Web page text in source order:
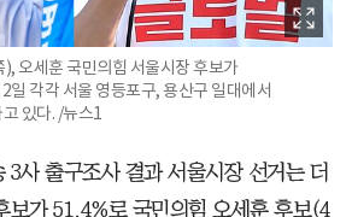
오세훈 국민의힘 서울시장 후보가
일 각각 서울 영등포구, 용산구 일대에서
있다. /뉴스1
3사 출구조사 결과 서울시장 선거는 더
보가 51.4%로 국민의힘 오세훈 후보(4